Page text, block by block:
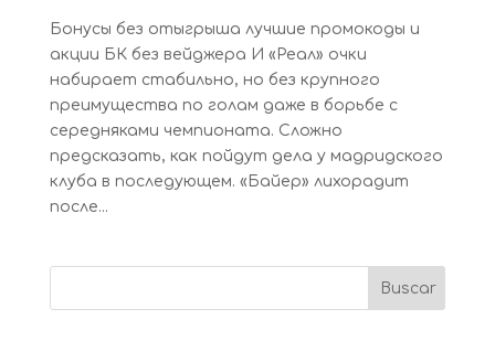
Бонусы без отыгрыша лучшие промокоды и
акции БК без вейджера И «Реал» очки
набирает стабильно, но без крупного
преимущества по голам даже в борьбе с
середняками чемпионата. Сложно
предсказать, как пойдут дела у мадридского
клуба в последующем. «Байер» лихорадит
после...